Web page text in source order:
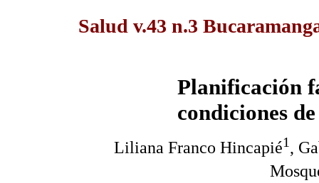
Salud v.43 n.3
Planificación
condiciones
Liliana Franco Hincapié1,